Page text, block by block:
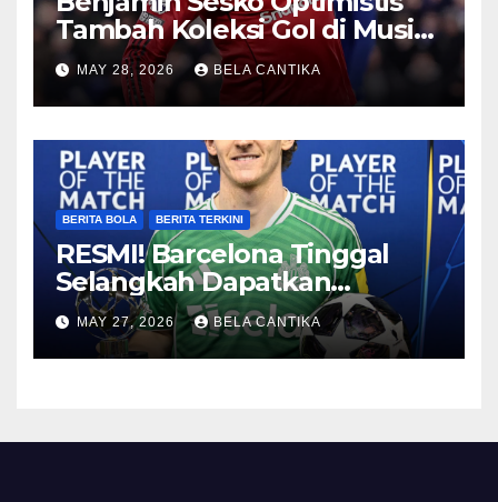
Tambah Koleksi Gol di Musim
2026/27
MAY 28, 2026 BELA CANTIKA
BERITA BOLA BERITA TERKINI
RESMI! Barcelona Tinggal
Selangkah Dapatkan
Anthony Gordon
MAY 27, 2026 BELA CANTIKA